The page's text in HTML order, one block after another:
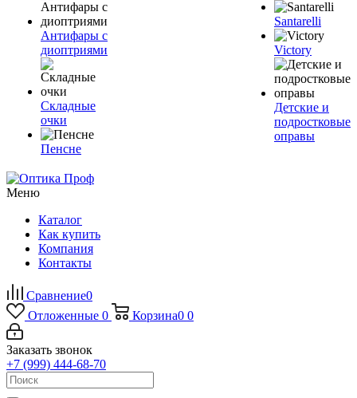
Антифары с
диоптриями
Складные
очки
Пенсне
Santarelli
Victory
Детские и
подростковые
оправы
Меню
Каталог
Как купить
Компания
Контакты
Сравнение0
Отложенные 0 Корзина0 0
Заказать звонок
+7 (999) 444-68-70